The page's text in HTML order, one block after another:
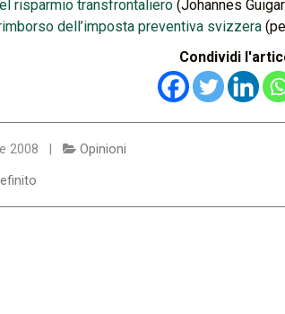
risparmio transfrontaliero (Johannes
dell’imposta preventiva svizzera
Condividi
2008 | Opinioni